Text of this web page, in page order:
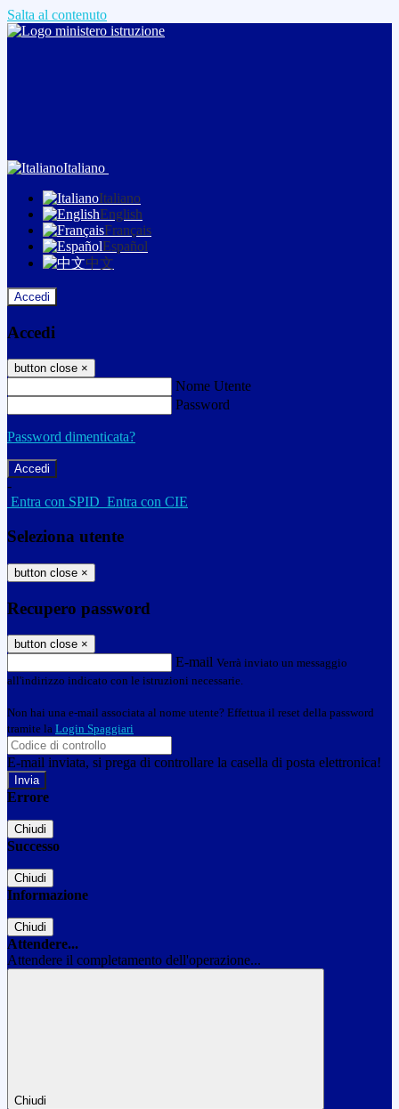
Salta al contenuto
Italiano
Italiano
English
Français
Español
中文
Accedi
Accedi
button close ×
Nome Utente
Password
Password dimenticata?
-
Entra con SPID Entra con CIE
Seleziona utente
button close ×
Recupero password
button close ×
E-mail Verrà inviato un messaggio
all'indirizzo indicato con le istruzioni necessarie.
Non hai una e-mail associata al nome utente? Effettua il reset della password
tramite la Login Spaggiari
E-mail inviata, si prega di controllare la casella di posta elettronica!
Errore
Chiudi
Successo
Chiudi
Informazione
Chiudi
Attendere...
Attendere il completamento dell'operazione...
Chiudi